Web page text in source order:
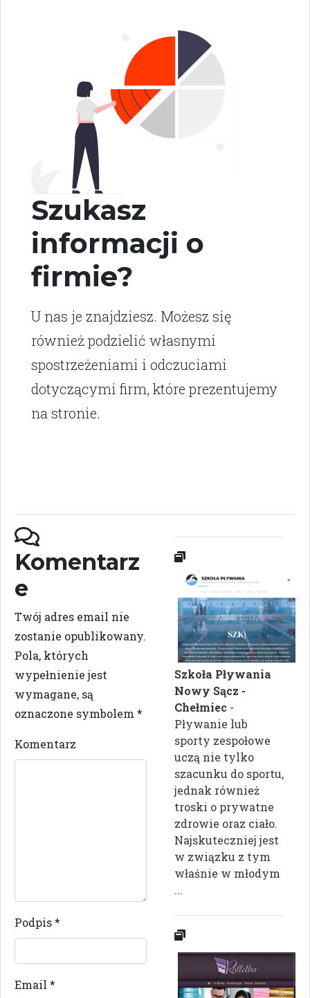
Szukasz
informacji o
firmie?
U nas je znajdziesz. Możesz się
również podzielić własnymi
spostrzeżeniami i odczuciami
dotyczącymi firm, które prezentujemy
na stronie.
Komentarz
e
Twój adres email nie
zostanie opublikowany.
Pola, których
wypełnienie jest
wymagane, są
oznaczone symbolem *
Komentarz
Podpis*
Email *
Szkoła Pływania
Nowy Sącz -
Chełmiec -
Pływanie lub
sporty zespołowe
uczą nie tylko
szacunku do sportu,
jednak również
troski o prywatne
zdrowie oraz ciało.
Najskuteczniej jest
w związku z tym
właśnie w młodym
...